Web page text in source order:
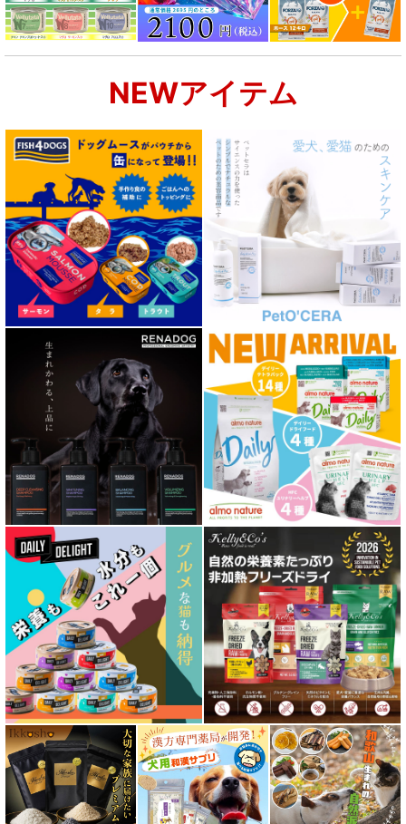
食物アレルギー対応 ドッグフード
腎臓ケア対応ドッグフード
肝臓ケア対応ドッグフード
肥満ケア対応 フード for DOG
泌尿器ケア対応 フード for DOG
胃腸ケア対応 フード for DOG
口腔内・喉ケア対応商品 犬用
心臓ケア対応ドッグフード
皮膚・被毛ケア対応 フード for DOG
低脂肪 ドライフード for DOG
特集 ドッグフードの涙やけ対策
特集 穀物不使用 ドッグフード（ドライ）
フリーズドライ ドッグフード
エアドライ ドッグフード
NEWアイテム